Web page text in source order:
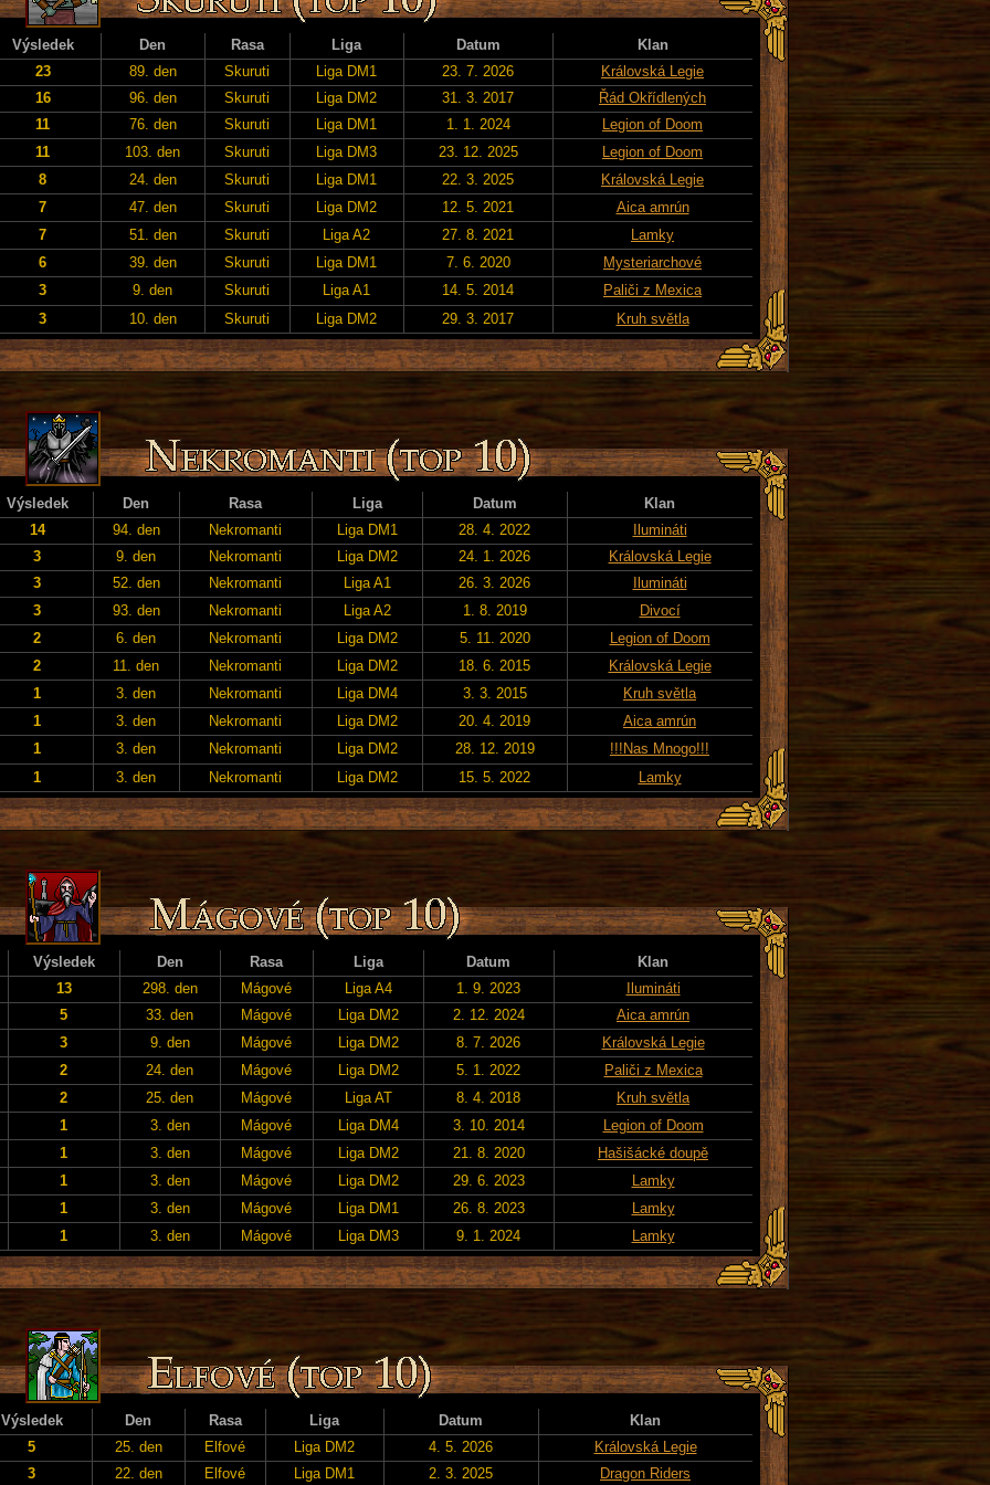
Výsledek Den Rasa Liga Datum
Klan
23
89. den Skuruti Liga DM1 23. 7. 2026
Královská Legie
16
96. den Skuruti Liga DM2 31. 3. 2017
Řád Okřídlených
11
76. den Skuruti Liga DM1 1. 1. 2024
Legion of Doom
11
103. den Skuruti Liga DM3 23. 12. 2025
Legion of Doom
8
24. den Skuruti Liga DM1 22. 3. 2025
Královská Legie
7
47. den Skuruti Liga DM2 12. 5. 2021
Aica amrún
7
51. den Skuruti Liga A2 27. 8. 2021
Lamky
6
39. den Skuruti Liga DM1 7. 6. 2020
Mysteriarchové
3
9. den Skuruti Liga A1 14. 5. 2014
Paliči z Mexica
3
10. den Skuruti Liga DM2 29. 3. 2017 Kruh světla
Výsledek Den Rasa Liga Datum
Klan
14
94. den Nekromanti Liga DM1 28. 4. 2022
Ilumináti
3
9. den Nekromanti Liga DM2 24. 1. 2026
Královská Legie
3
52. den Nekromanti Liga A1 26. 3. 2026
Ilumináti
3
93. den Nekromanti Liga A2 1. 8. 2019
Divocí
2
6. den Nekromanti Liga DM2 5. 11. 2020
Legion of Doom
2
11. den Nekromanti Liga DM2 18. 6. 2015
Královská Legie
1
3. den Nekromanti Liga DM4 3. 3. 2015
Kruh světla
1
3. den Nekromanti Liga DM2 20. 4. 2019
Aica amrún
1
3. den Nekromanti Liga DM2 28. 12. 2019
!!!Nas Mnogo!!!
1
3. den Nekromanti Liga DM2 15. 5. 2022 Lamky
Výsledek Den Rasa Liga Datum
Klan
13
298. den Mágové Liga A4 1. 9. 2023
Ilumináti
5
33. den Mágové Liga DM2 2. 12. 2024
Aica amrún
3
9. den Mágové Liga DM2 8. 7. 2026
Královská Legie
2
24. den Mágové Liga DM2 5. 1. 2022
Paliči z Mexica
2
25. den Mágové Liga AT 8. 4. 2018
Kruh světla
1
3. den Mágové Liga DM4 3. 10. 2014
Legion of Doom
1
3. den Mágové Liga DM2 21. 8. 2020
Hašišácké doupě
1
3. den Mágové Liga DM2 29. 6. 2023
Lamky
1
3. den Mágové Liga DM1 26. 8. 2023
Lamky
1
3. den Mágové Liga DM3 9. 1. 2024 Lamky
Výsledek Den Rasa Liga Datum
Klan
5
25. den Elfové Liga DM2 4. 5. 2026
Královská Legie
3
22. den Elfové Liga DM1 2. 3. 2025 Dragon Riders